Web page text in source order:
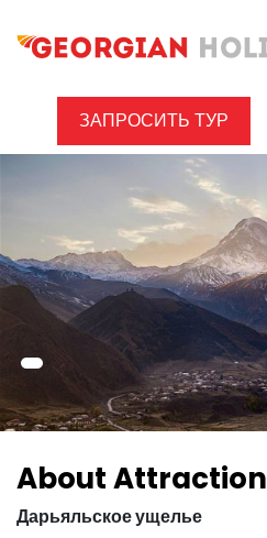
ЗАПРОСИТЬ ТУР
About Attraction
Дарьяльское ущелье